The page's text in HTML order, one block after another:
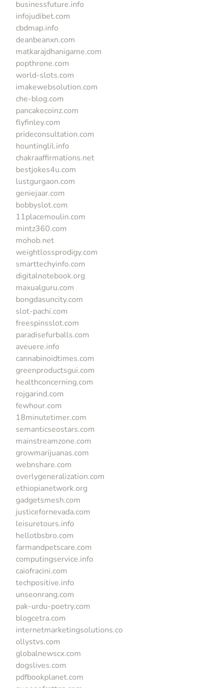
businessfuture.info
infojudibet.com
cbdmap.info
deanbeanxn.com
matkarajdhanigame.com
popthrone.com
world-slots.com
imakewebsolution.com
che-blog.com
pancakecoinz.com
flyfinley.com
prideconsultation.com
hountinglil.info
chakraaffirmations.net
bestjokes4u.com
lustgurgaon.com
geniejaar.com
bobbyslot.com
11placemoulin.com
mintz360.com
mohob.net
weightlossprodigy.com
smarttechyinfo.com
digitalnotebook.org
maxualguru.com
bongdasuncity.com
slot-pachi.com
freespinsslot.com
paradisefurballs.com
aveuere.info
cannabinoidtimes.com
greenproductsgui.com
healthconcerning.com
rojgarind.com
fewhour.com
18minutetimer.com
semanticseostars.com
mainstreamzone.com
growmarijuanas.com
webnshare.com
overlygeneralization.com
ethiopianetwork.org
gadgetsmesh.com
justicefornevada.com
leisuretours.info
hellotbsbro.com
farmandpetscare.com
computingservice.info
caiofracini.com
techpositive.info
unseonrang.com
pak-urdu-poetry.com
blogcetra.com
internetmarketingsolutions.co
ollystvs.com
globalnewscx.com
dogslives.com
pdfbookplanet.com